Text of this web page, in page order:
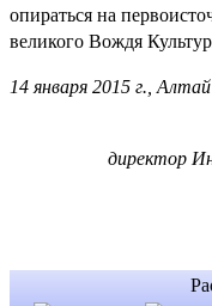
опираться на
великого Вождя
14 января 2015 г., Алтай
директор